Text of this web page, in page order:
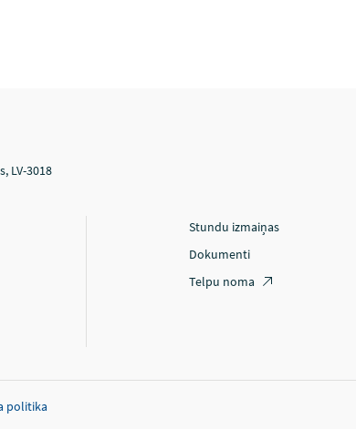
LV-3018
Stundu izmaiņas
Dokumenti
Telpu noma
politika